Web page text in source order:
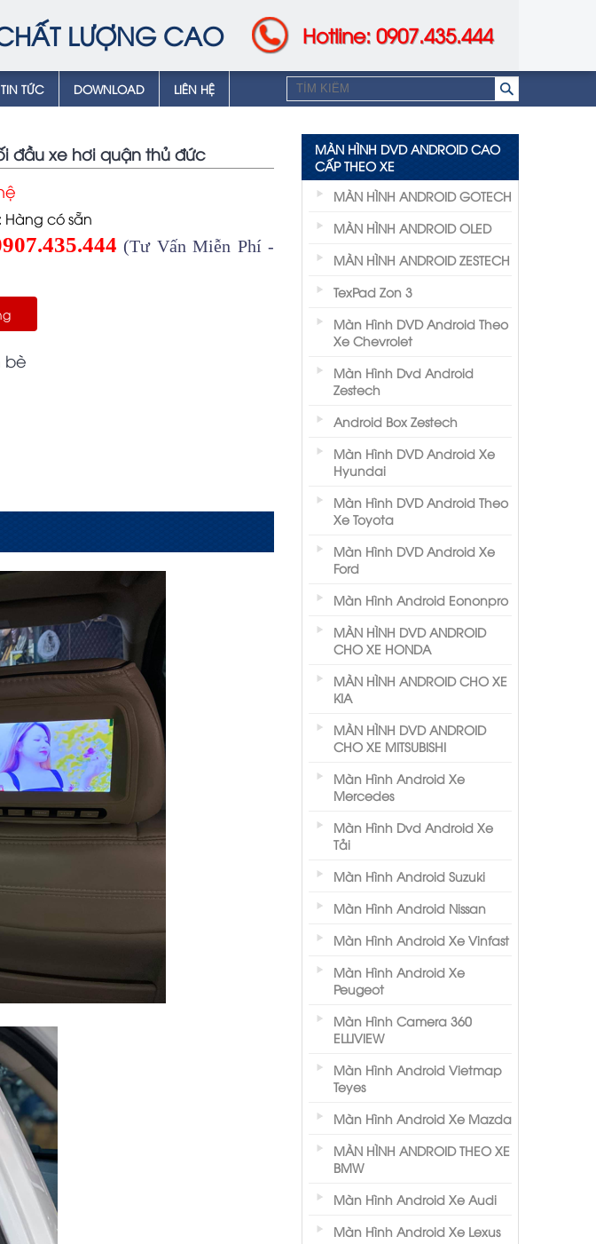
LƯỢNG CAO Hotline: 0907.435.444
TIN TỨC DOWNLOAD LIÊN HỆ
đầu xe hơi quận thủ đức
Hàng có sẵn
(Tư Vấn Miễn Phí -
bè
MÀN HÌNH DVD ANDROID CAO
CẤP THEO XE
MÀN HÌNH ANDROID GOTECH
MÀN HÌNH ANDROID OLED
MÀN HÌNH ANDROID ZESTECH
TexPad Zon 3
Màn Hình DVD Android Theo
Xe Chevrolet
Màn Hình Dvd Android
Zestech
Android Box Zestech
Màn Hình DVD Android Xe
Hyundai
Màn Hình DVD Android Theo
Xe Toyota
Màn Hình DVD Android Xe
Ford
Màn Hình Android Eononpro
MÀN HÌNH DVD ANDROID
CHO XE HONDA
MÀN HÌNH ANDROID CHO XE
KIA
MÀN HÌNH DVD ANDROID
CHO XE MITSUBISHI
Màn Hình Android Xe
Mercedes
Màn Hình Dvd Android Xe
Tải
Màn Hình Android Suzuki
Màn Hình Android Nissan
Màn Hình Android Xe Vinfast
Màn Hình Android Xe
Peugeot
Màn Hình Camera 360
ELLIVIEW
Màn Hình Android Vietmap
Teyes
Màn Hình Android Xe Mazda
MÀN HÌNH ANDROID THEO XE
BMW
Màn Hình Android Xe Audi
Màn Hình Android Xe Lexus